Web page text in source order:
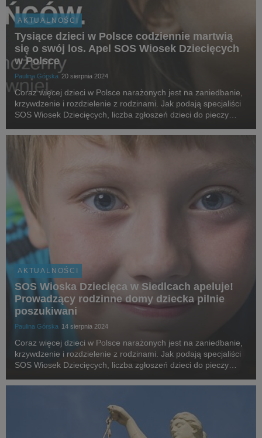
AKTUALNOŚCI
Tysiące dzieci w Polsce codziennie martwią
się o swój los. Apel SOS Wiosek Dziecięcych
w Polsce
Paulina Górska 20 sierpnia 2024
Coraz więcej dzieci w Polsce narażonych jest na zaniedbanie,
krzywdzenie i rozdzielenie z rodzinami. Jak podają specjaliści
SOS Wiosek Dziecięcych, liczba zgłoszeń dzieci do pieczy
krajowe tylko potwierdzają to n...
AKTUALNOŚCI
SOS Wioska Dziecięca w Siedlcach apeluje!
Prowadzący rodzinne domy dziecka pilnie
poszukiwani
Paulina Górska 14 sierpnia 2024
Coraz więcej dzieci w Polsce narażonych jest na zaniedbanie,
krzywdzenie i rozdzielenie z rodzinami. Jak podają specjaliści
SOS Wiosek Dziecięcych, liczba zgłoszeń dzieci do pieczy
krajowe tylko potwierdzają to n...